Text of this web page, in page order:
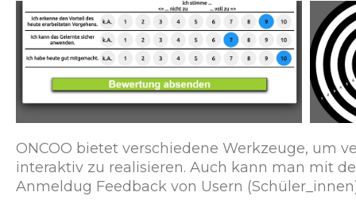
ONCOO bietet verschiedene Werkzeuge, um
interaktiv zu realisieren. Auch kann man mit
Anmeldug Feedback von Usern